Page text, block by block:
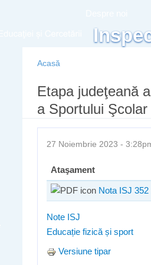
Eşti aici
Acasă
Etapa judeţeană
a Sportului
27 Noiembrie 2023 -
Ataşament
Nota ISJ
Note ISJ
Educație fizică și sport
Versiune tipar